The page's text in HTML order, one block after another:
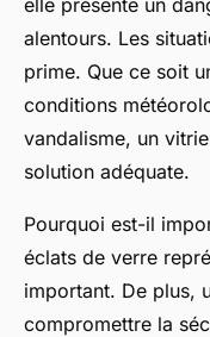
alentours. Les
prime. Que ce soit
conditions
vandalisme, un
solution adéquate.
Pourquoi est-il
éclats de verre
important. De plus,
compromettre la